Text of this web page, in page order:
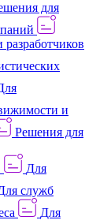
для
и
Решения для
Для
служб
Для